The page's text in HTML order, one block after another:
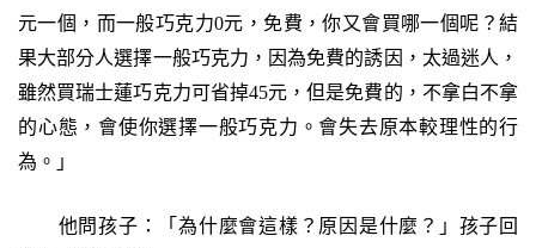
元一個，而一般巧克力0元，免費，你又會買哪一個呢？結
果大部分人選擇一般巧克力，因為免費的誘因，太過迷人，
雖然買瑞士蓮巧克力可省掉45元，但是免費的，不拿白不拿
的心態，會使你選擇一般巧克力。會失去原本較理性的行
為。」
他問孩子：「為什麼會這樣？原因是什麼？」孩子回